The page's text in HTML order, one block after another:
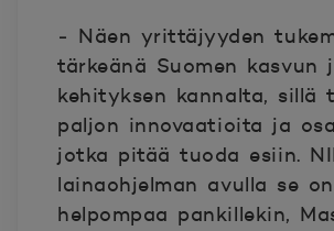
‒ Näen yrittäjyyden
tärkeänä Suomen kasvun
kehityksen kannalta, sillä
paljon innovaatioita ja
jotka pitää tuoda esiin.
lainaohjelman avulla se
helpompaa pankillekin,